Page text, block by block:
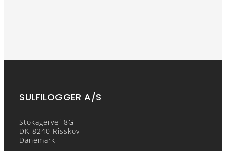
SULFILOGGER A/S
Stokagervej 8G
DK-8240 Risskov
Dänemark